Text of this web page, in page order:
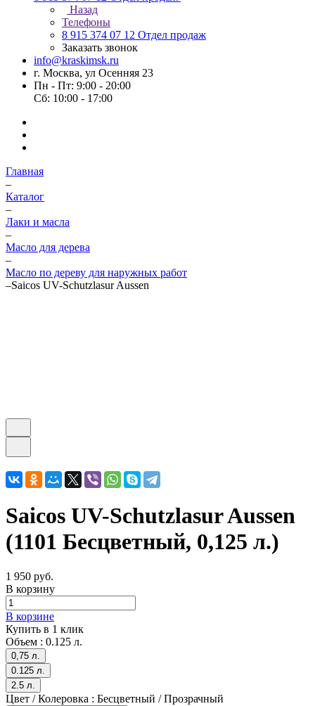
Назад
Телефоны
8 915 374 07 12 Отдел продаж
Заказать звонок
info@kraskimsk.ru
г. Москва, ул Осенняя 23
Пн - Пт: 9:00 - 20:00
Сб: 10:00 - 17:00
Главная
–
Каталог
–
Лаки и масла
–
Масло для дерева
–
Масло по дереву для наружных работ
–Saicos UV-Schutzlasur Aussen
Saicos UV-Schutzlasur Aussen
(1101 Бесцветный, 0,125 л.)
1 950 руб.
В корзину
В корзине
Купить в 1 клик
Объем : 0.125 л.
0,75 л.
0.125 л.
2.5 л.
Цвет / Колеровка : Бесцветный / Прозрачный